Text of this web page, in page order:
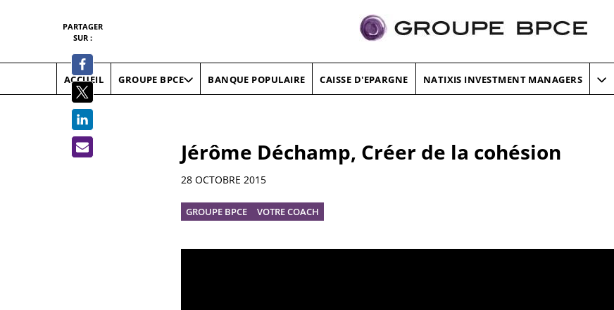
ACCUEIL GROUPE BPCE BANQUE POPULAIRE CAISSE D'EPARGNE NATIXIS INVESTMENT MANAGERS
Jérôme Déchamp, Créer de la cohésion
Informations
28 OCTOBRE 2015
GROUPE BPCE VOTRE COACH
PARTAGER
SUR :